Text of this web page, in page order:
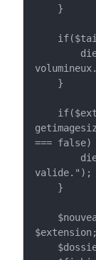
===
valide.");
$extension;